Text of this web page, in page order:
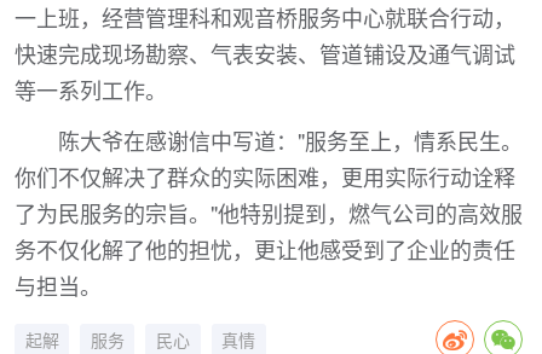
一上班，经营管理科和观音桥服务中心就联合行动，
快速完成现场勘察、气表安装、管道铺设及通气调试
等一系列工作。
陈大爷在感谢信中写道："服务至上，情系民生。
你们不仅解决了群众的实际困难，更用实际行动诠释
了为民服务的宗旨。"他特别提到，燃气公司的高效服
务不仅化解了他的担忧，更让他感受到了企业的责任
与担当。
起解 服务 民心 真情